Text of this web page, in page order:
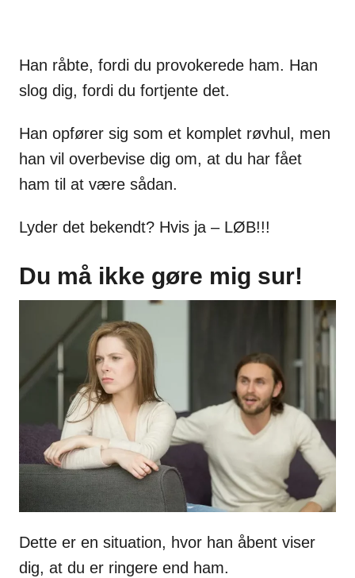
Han råbte, fordi du provokerede ham. Han
slog dig, fordi du fortjente det.
Han opfører sig som et komplet røvhul, men
han vil overbevise dig om, at du har fået
ham til at være sådan.
Lyder det bekendt? Hvis ja – LØB!!!
Du må ikke gøre mig sur!
Dette er en situation, hvor han åbent viser
dig, at du er ringere end ham.